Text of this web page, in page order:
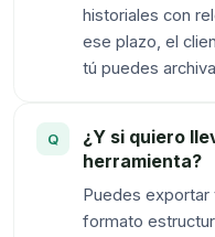
historiales con
ese plazo, el
tú puedes
¿Y si quiero
herramienta?
Puedes
formato